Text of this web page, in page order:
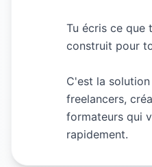
Tu écris ce que
construit pour
C'est la
freelancers,
formateurs qui
rapidement.